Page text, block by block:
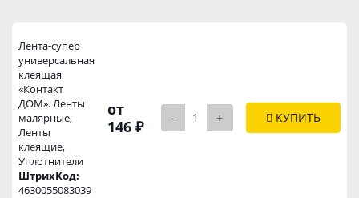
Лента-супер
универсальная
клеящая
«Контакт
ДОМ». Ленты
малярные,
Ленты
клеящие,
Уплотнители
ШтрихКод:
4630055083039
от
146 ₽
- + КУПИТЬ